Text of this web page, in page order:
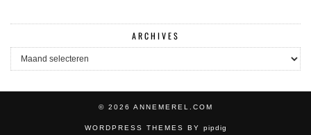
ARCHIVES
ARCHIVES
© 2026 ANNEMEREL.COM
WORDPRESS THEMES BY pipdig